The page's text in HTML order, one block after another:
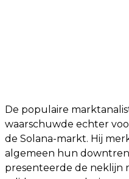
De populaire
waarschuwde echter
de Solana-markt. Hij
algemeen hun
presenteerde de neklijn